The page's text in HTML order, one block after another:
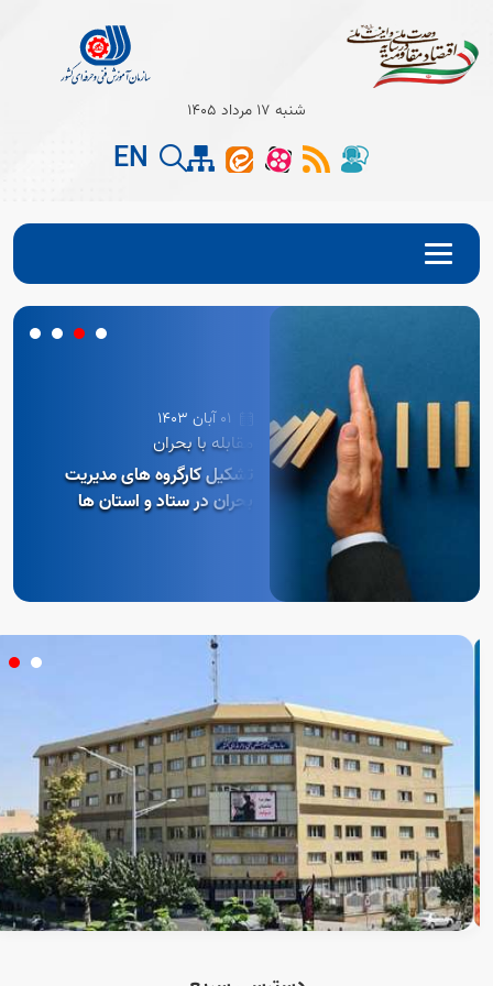
شنبه 17 مرداد 1405
EN
01 آبان 1403
مقابله با بحران
تشکیل کارگروه های مدیریت
بحران در ستاد و استان ها